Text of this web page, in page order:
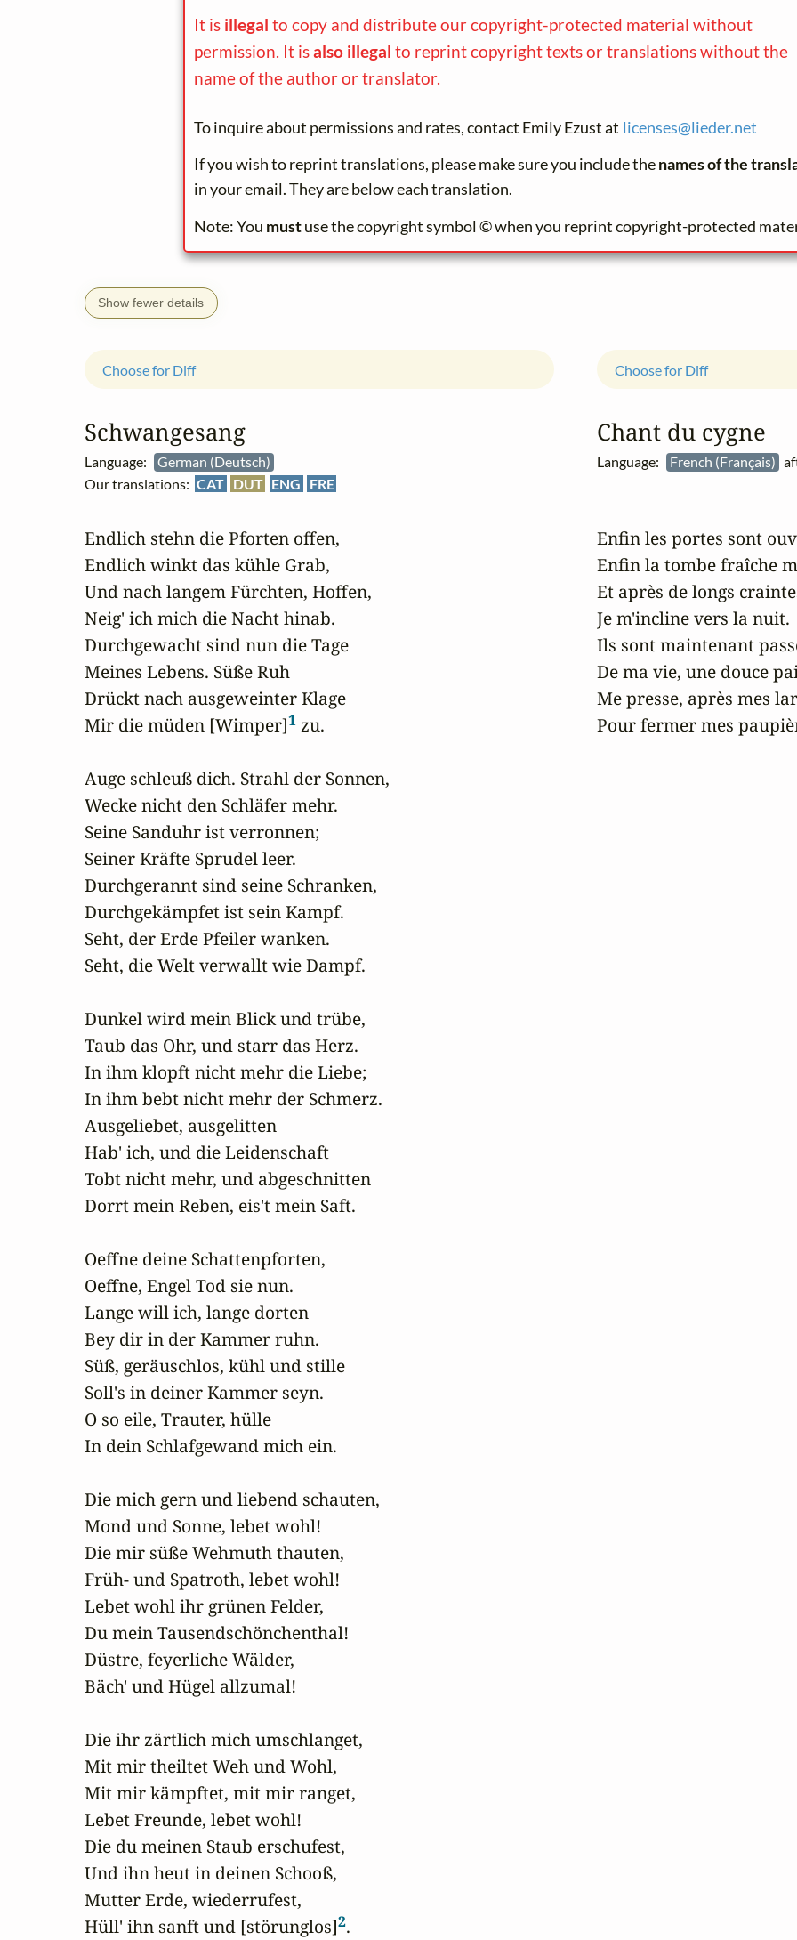
It is illegal to copy and distribute our copyright-protected material without
permission. It isalso illegal to reprint copyright texts or translations without the
name of the author or translator.
To inquire about permissions and rates, contact Emily Ezust at licenses@lieder.net
If you wish to reprint translations, please make sure you include thenames of the
in your email. They are below each translation.
Note: You mustuse the copyright symbol © when you reprint copyright-protected
Show fewer details
Schwangesang
Language:
German (Deutsch)
Our translations: CAT DUT ENG FRE
Choose for Diff
Endlich stehn die Pforten offen,
Endlich winkt das kühle Grab,
Und nach langem Fürchten, Hoffen,
Neig' ich mich die Nacht hinab.
Durchgewacht sind nun die Tage
Meines Lebens. Süße Ruh
Drückt nach ausgeweinter Klage
Mir die müden [Wimper]1 zu.
Auge schleuß dich. Strahl der Sonnen,
Wecke nicht den Schläfer mehr.
Seine Sanduhr ist verronnen;
Seiner Kräfte Sprudel leer.
Durchgerannt sind seine Schranken,
Durchgekämpfet ist sein Kampf.
Seht, der Erde Pfeiler wanken.
Seht, die Welt verwallt wie Dampf.
Dunkel wird mein Blick und trübe,
Taub das Ohr, und starr das Herz.
In ihm klopft nicht mehr die Liebe;
In ihm bebt nicht mehr der Schmerz.
Ausgeliebet, ausgelitten
Hab' ich, und die Leidenschaft
Tobt nicht mehr, und abgeschnitten
Dorrt mein Reben, eis't mein Saft.
Oeffne deine Schattenpforten,
Oeffne, Engel Tod sie nun.
Lange will ich, lange dorten
Bey dir in der Kammer ruhn.
Süß, geräuschlos, kühl und stille
Soll's in deiner Kammer seyn.
O so eile, Trauter, hülle
In dein Schlafgewand mich ein.
Die mich gern und liebend schauten,
Mond und Sonne, lebet wohl!
Die mir süße Wehmuth thauten,
Früh- und Spatroth, lebet wohl!
Lebet wohl ihr grünen Felder,
Du mein Tausendschönchenthal!
Düstre, feyerliche Wälder,
Bäch' und Hügel allzumal!
Die ihr zärtlich mich umschlanget,
Mit mir theiltet Weh und Wohl,
Mit mir kämpftet, mit mir ranget,
Lebet Freunde, lebet wohl!
Die du meinen Staub erschufest,
Und ihn heut in deinen Schooß,
Mutter Erde, wiederrufest,
Hüll' ihn sanft und [störunglos]2.
Chant du cygne
Language: French (Français)
Choose for Diff
Enfin les portes sont
Enfin la tombe fraîche
Et après de longs
Je m'incline vers la nuit.
Ils sont maintenant
De ma vie, une douce
Me presse, après mes
Pour fermer mes